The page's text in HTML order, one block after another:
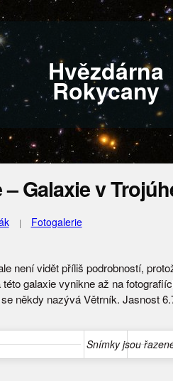
Hvězdárna
Rokycany
Galaxie v
Fotogalerie
není vidět příliš podrobností,
galaxie vynikne až na
někdy nazývá Větrník. Jasnost
Snímky jsou